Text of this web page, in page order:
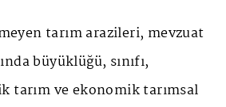
tarım arazileri, mevzuat
büyüklüğü, sınıfı,
ve ekonomik tarımsal